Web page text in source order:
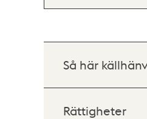
Så här
Rättigheter